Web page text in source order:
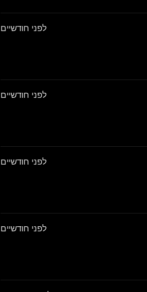
לפני חודשיים
לפני חודשיים
לפני חודשיים
לפני חודשיים